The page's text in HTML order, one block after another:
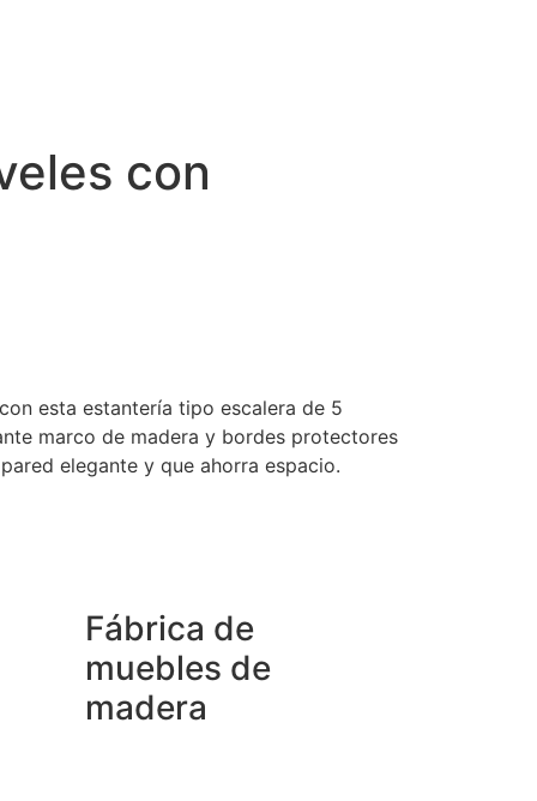
con
esta estantería tipo escalera de 5
marco de madera y bordes protectores
elegante y que ahorra espacio.
Fábrica de
muebles de
madera